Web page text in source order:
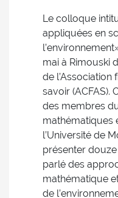
Le colloque
appliquées en
mai à Rimouski
de
savoir (ACFAS).
des membres
mathématiques
l’Université de
présenter
parlé des
mathématique
de